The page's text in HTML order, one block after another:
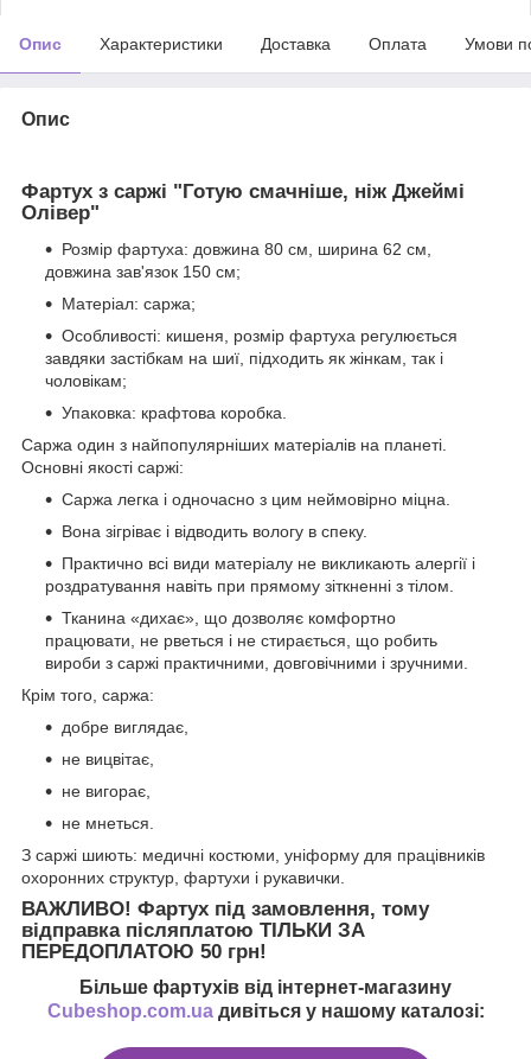
Опис Характеристики Доставка Оплата Умови
Опис
Фартух з саржі "Готую смачніше, ніж Джеймі
Олівер"
Розмір фартуха: довжина 80 см, ширина 62 см,
довжина зав'язок 150 см;
Матеріал: саржа;
Особливості: кишеня, розмір фартуха регулюється
завдяки застібкам на шиї, підходить як жінкам, так і
чоловікам;
Упаковка: крафтова коробка.
Саржа один з найпопулярніших матеріалів на планеті.
Основні якості саржі:
Саржа легка і одночасно з цим неймовірно міцна.
Вона зігріває і відводить вологу в спеку.
Практично всі види матеріалу не викликають алергії і
роздратування навіть при прямому зіткненні з тілом.
Тканина «дихає», що дозволяє комфортно
працювати, не рветься і не стирається, що робить
вироби з саржі практичними, довговічними і зручними.
Крім того, саржа:
добре виглядає,
не вицвітає,
не вигорає,
не мнеться.
З саржі шиють: медичні костюми, уніформу для працівників
охоронних структур, фартухи і рукавички.
ВАЖЛИВО! Фартух під замовлення, тому
відправка післяплатою ТІЛЬКИ ЗА
ПЕРЕДОПЛАТОЮ 50 грн!
Більше фартухів від інтернет-магазину
Cubeshop.com.uaдивіться у нашому каталозі: